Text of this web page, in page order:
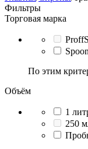
Фильтры
Торговая марка
По этим
Объём
1
250